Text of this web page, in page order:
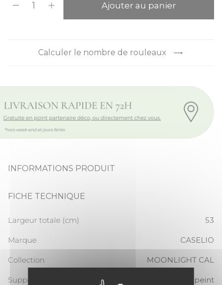
Ajouter au panier
Calculer le nombre de rouleaux
INFORMATIONS PRODUIT
FICHE TECHNIQUE
Largeur totale (cm) 53
Marque CASELIO
Collection MOONLIGHT CAL
Support Papier peint